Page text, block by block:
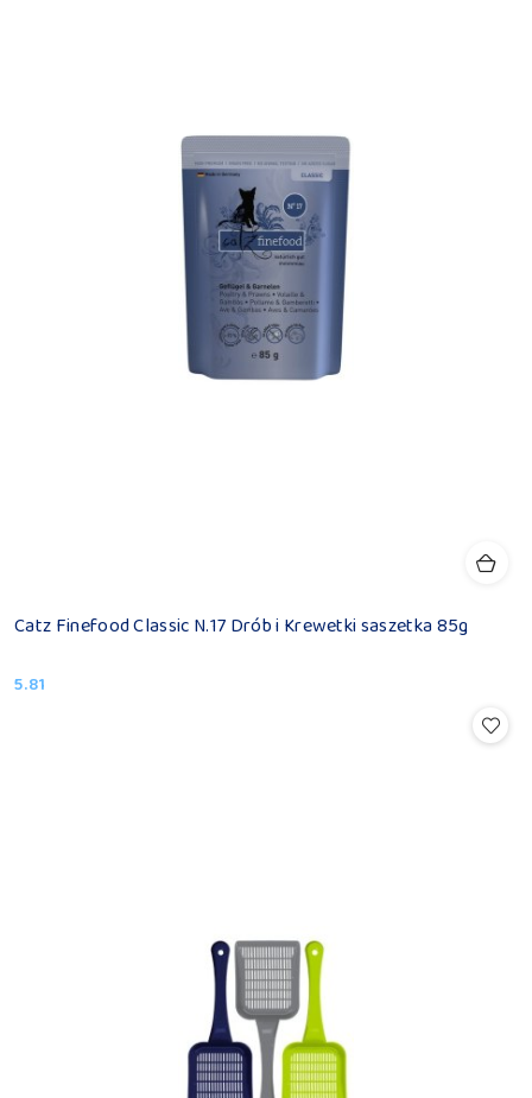
Catz Finefood Classic N.17 Drób i Krewetki saszetka 85g
Cena:
5.81